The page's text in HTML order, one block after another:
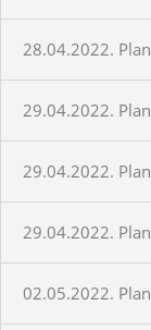
28.04.2022.
29.04.2022.
29.04.2022.
29.04.2022.
02.05.2022.